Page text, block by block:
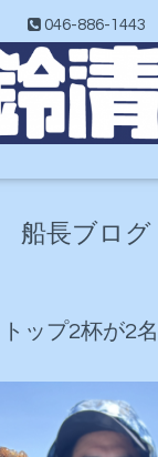
046-886-1443
船長ブログ
ップ2杯が2